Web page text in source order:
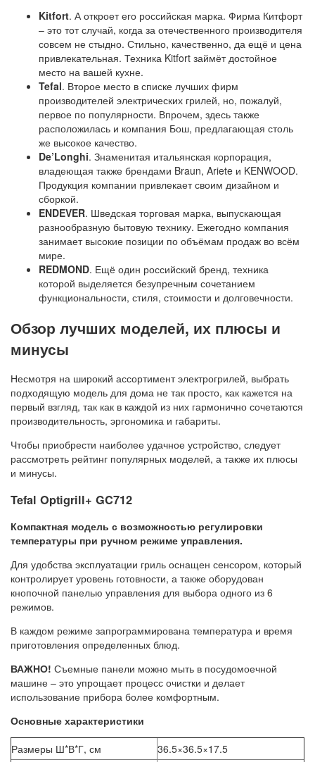
Kitfort. А откроет его российская марка. Фирма Китфорт
– это тот случай, когда за отечественного производителя
совсем не стыдно. Стильно, качественно, да ещё и цена
привлекательная. Техника Kitfort займёт достойное
место на вашей кухне.
Tefal. Второе место в списке лучших фирм
производителей электрических грилей, но, пожалуй,
первое по популярности. Впрочем, здесь также
расположилась и компания Бош, предлагающая столь
же высокое качество.
De’Longhi. Знаменитая итальянская корпорация,
владеющая также брендами Braun, Ariete и KENWOOD.
Продукция компании привлекает своим дизайном и
сборкой.
ENDEVER. Шведская торговая марка, выпускающая
разнообразную бытовую технику. Ежегодно компания
занимает высокие позиции по объёмам продаж во всём
мире.
REDMOND. Ещё один российский бренд, техника
которой выделяется безупречным сочетанием
функциональности, стиля, стоимости и долговечности.
Обзор лучших моделей, их плюсы и
минусы
Несмотря на широкий ассортимент электрогрилей, выбрать
подходящую модель для дома не так просто, как кажется на
первый взгляд, так как в каждой из них гармонично сочетаются
производительность, эргономика и габариты.
Чтобы приобрести наиболее удачное устройство, следует
рассмотреть рейтинг популярных моделей, а также их плюсы
и минусы.
Tefal Optigrill+ GC712
Компактная модель с возможностью регулировки
температуры при ручном режиме управления.
Для удобства эксплуатации гриль оснащен сенсором, который
контролирует уровень готовности, а также оборудован
кнопочной панелью управления для выбора одного из 6
режимов.
В каждом режиме запрограммирована температура и время
приготовления определенных блюд.
ВАЖНО! Съемные панели можно мыть в посудомоечной
машине – это упрощает процесс очистки и делает
использование прибора более комфортным.
Основные характеристики
Размеры Ш*В*Г, см
36.5×36.5×17.5